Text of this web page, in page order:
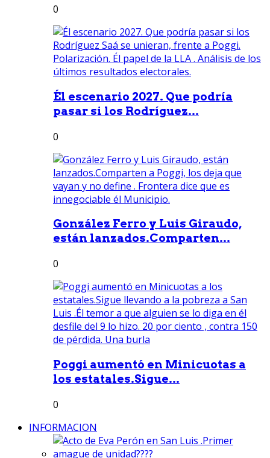
0
Él escenario 2027. Que podría
pasar si los Rodríguez...
0
González Ferro y Luis Giraudo,
están lanzados.Comparten...
0
Poggi aumentó en Minicuotas a
los estatales.Sigue...
0
INFORMACION